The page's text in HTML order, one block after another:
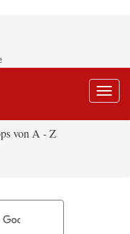
von A - Z